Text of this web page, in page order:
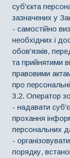
суб'єкта
зазначених у
- самостійно
необхідних і
обов'язків,
та прийнятими
правовими
про
3.2. Оператор
- надавати
прохання
персональних
-
порядку,